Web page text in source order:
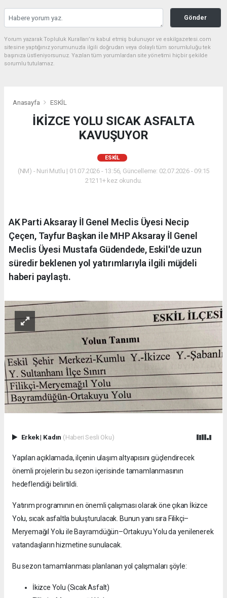
Gönder
Yorum yazarak Topluluk Kuralları’nı kabul etmiş bulunuyor ve eskilgazetesi.com
sitesine yaptığınız yorumunuzla ilgili doğrudan veya dolaylı tüm sorumluluğu tek
başınıza üstleniyorsunuz. Yazılan tüm yorumlardan site yönetimi hiçbir şekilde
sorumlu tutulamaz.
Anasayfa ESKİL
İKİZCE YOLU SICAK ASFALTA
KAVUŞUYOR
ESKİL
(NM) - Nuri Mutlu | 01.07.2026 - 13:56, Güncelleme: 02.07.2026 - 09:15
21211+ kez okundu.
AK Parti Aksaray İl Genel Meclis Üyesi Necip
Çeçen, Tayfur Başkan ile MHP Aksaray İl Genel
Meclis Üyesi Mustafa Güdendede, Eskil'de uzun
süredir beklenen yol yatırımlarıyla ilgili müjdeli
haberi paylaştı.
Erkek| Kadın (Haberi Sesli Oku)
Yapılan açıklamada, ilçenin ulaşım altyapısını güçlendirecek
önemli projelerin bu sezon içerisinde tamamlanmasının
hedeflendiği belirtildi.
Yatırım programının en önemli çalışması olarak öne çıkan İkizce
Yolu, sıcak asfaltla buluşturulacak. Bunun yanı sıra Filikçi–
Meryemağıl Yolu ile Bayramdüğün–Ortakuyu Yolu da yenilenerek
vatandaşların hizmetine sunulacak.
Bu sezon tamamlanması planlanan yol çalışmaları şöyle:
İkizce Yolu (Sıcak Asfalt)